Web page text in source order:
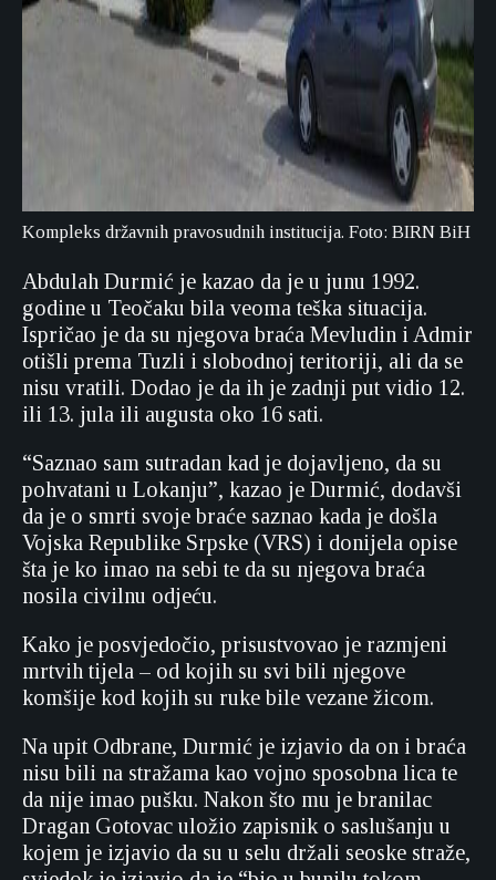
Kompleks državnih pravosudnih institucija. Foto: BIRN BiH
Abdulah Durmić je kazao da je u junu 1992.
godine u Teočaku bila veoma teška situacija.
Ispričao je da su njegova braća Mevludin i Admir
otišli prema Tuzli i slobodnoj teritoriji, ali da se
nisu vratili. Dodao je da ih je zadnji put vidio 12.
ili 13. jula ili augusta oko 16 sati.
“Saznao sam sutradan kad je dojavljeno, da su
pohvatani u Lokanju”, kazao je Durmić, dodavši
da je o smrti svoje braće saznao kada je došla
Vojska Republike Srpske (VRS) i donijela opise
šta je ko imao na sebi te da su njegova braća
nosila civilnu odjeću.
Kako je posvjedočio, prisustvovao je razmjeni
mrtvih tijela – od kojih su svi bili njegove
komšije kod kojih su ruke bile vezane žicom.
Na upit Odbrane, Durmić je izjavio da on i braća
nisu bili na stražama kao vojno sposobna lica te
da nije imao pušku. Nakon što mu je branilac
Dragan Gotovac uložio zapisnik o saslušanju u
kojem je izjavio da su u selu držali seoske straže,